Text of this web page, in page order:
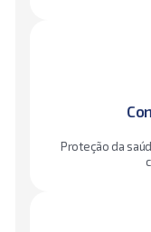
Proteção da